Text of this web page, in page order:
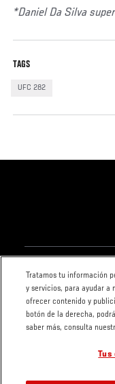
*Daniel Da Silva
TAGS
UFC 282
Pie
de
Página
CONTACTO
Tratamos tu información
y servicios, para ayudar a
ofrecer contenido y
botón de la derecha,
saber más, consulta
Tus